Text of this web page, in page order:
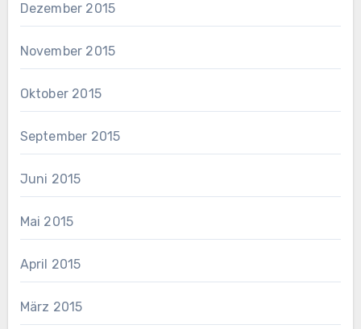
Dezember 2015
November 2015
Oktober 2015
September 2015
Juni 2015
Mai 2015
April 2015
März 2015